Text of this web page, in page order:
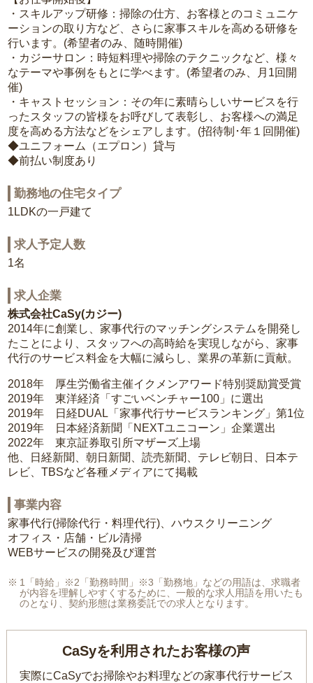
・スキルアップ研修：掃除の仕方、お客様とのコミュニケ
ーションの取り方など、さらに家事スキルを高める研修を
行います。(希望者のみ、随時開催)
・カジーサロン：時短料理や掃除のテクニックなど、様々
なテーマや事例をもとに学べます。(希望者のみ、月1回開
催)
・キャストセッション：その年に素晴らしいサービスを行
ったスタッフの皆様をお呼びして表彰し、お客様への満足
度を高める方法などをシェアします。(招待制･年１回開催)
◆ユニフォーム（エプロン）貸与
◆前払い制度あり
勤務地の住宅タイプ
1LDKの一戸建て
求人予定人数
1名
求人企業
株式会社CaSy(カジー)
2014年に創業し、家事代行のマッチングシステムを開発し
たことにより、スタッフへの高時給を実現しながら、家事
代行のサービス料金を大幅に減らし、業界の革新に貢献。
2018年 厚生労働省主催イクメンアワード特別奨励賞受賞
2019年 東洋経済「すごいベンチャー100」に選出
2019年 日経DUAL「家事代行サービスランキング」第1位
2019年 日本経済新聞「NEXTユニコーン」企業選出
2022年 東京証券取引所マザーズ上場
他、日経新聞、朝日新聞、読売新聞、テレビ朝日、日本テ
レビ、TBSなど各種メディアにて掲載
事業内容
家事代行(掃除代行・料理代行)、ハウスクリーニング
オフィス・店舗・ビル清掃
WEBサービスの開発及び運営
1「時給」※2「勤務時間」※3「勤務地」などの用語は、求職者
が内容を理解しやすくするために、一般的な求人用語を用いたも
のとなり、契約形態は業務委託での求人となります。
CaSyを利用されたお客様の声
実際にCaSyでお掃除やお料理などの家事代行サービス